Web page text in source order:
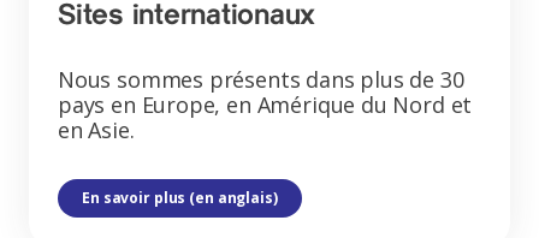
Sites internationaux
Nous sommes présents dans plus de 30
pays en Europe, en Amérique du Nord et
en Asie.
En savoir plus (en anglais)